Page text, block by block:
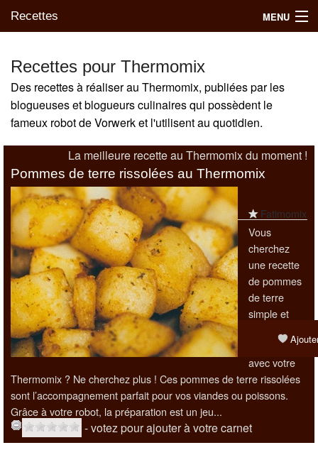
Recettes MENU
Mes blogs préférés
Recettes pour Thermomix
Des recettes à réaliser au Thermomix, publiées par les
blogueuses et blogueurs culinaires qui possèdent le
fameux robot de Vorwerk et l'utilisent au quotidien.
La meilleure recette au Thermomix du moment !
Pommes de terre rissolées au Thermomix
Fatimomix
Vous
cherchez
une recette
de pommes
de terre
simple et
à réaliser
avec votre
Thermomix ? Ne cherchez plus ! Ces pommes de terre rissolées
sont l’accompagnement parfait pour vos viandes ou poissons.
Grâce à votre robot, la préparation est un jeu...
- votez pour ajouter à votre carnet